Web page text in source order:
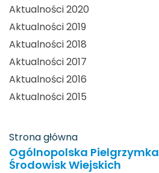
Aktualności 2020
Aktualności 2019
Aktualności 2018
Aktualności 2017
Aktualności 2016
Aktualności 2015
Strona główna
Ogólnopolska Pielgrzymka
Środowisk Wiejskich